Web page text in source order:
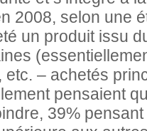
2008, selon une
un produit issu
etc. – achetés
pensaient
39%